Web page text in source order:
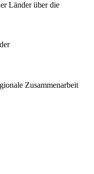
Länder über die
Zusammenarbeit